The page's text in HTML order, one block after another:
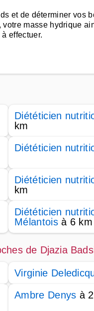
et de déterminer
masse hydrique
effectuer.
Diététicien
km
Diététicien
Diététicien
km
Diététicien
Mélantoisà 6 km
de Djazia
Virginie
Ambre Denys à